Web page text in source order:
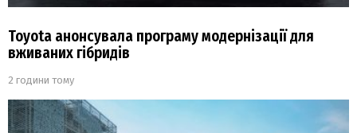
Toyota анонсувала програму модернізації для
вживаних гібридів
2 години тому